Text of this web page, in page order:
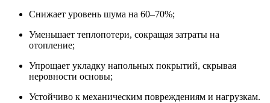
Снижает уровень шума на 60–70%;
Уменьшает теплопотери, сокращая затраты на
отопление;
Упрощает укладку напольных покрытий, скрывая
неровности основы;
Устойчиво к механическим повреждениям и нагрузкам.